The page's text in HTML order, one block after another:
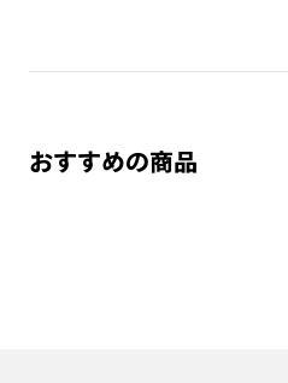
おすすめの商品